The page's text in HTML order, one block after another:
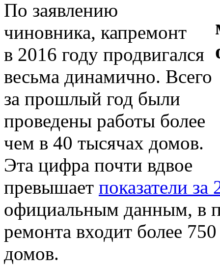
По заявлению
чиновника, капремонт
в 2016 году продвигался
весьма динамично. Всего
за прошлый год были
проведены работы более
чем в 40 тысячах домов.
Эта цифра почти вдвое
превышает показатели
официальным данным, в
ремонта входит более
домов.